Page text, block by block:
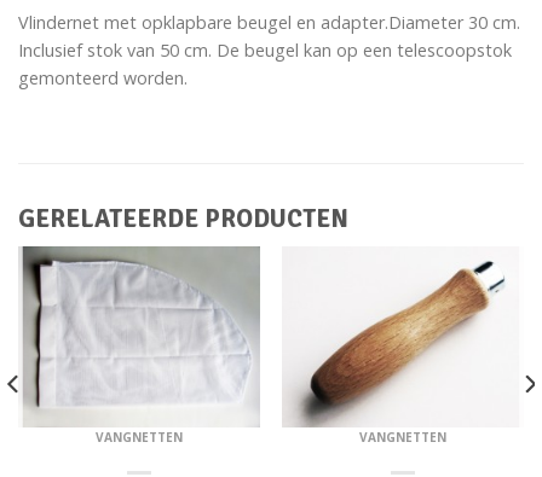
Vlindernet met opklapbare beugel en adapter.Diameter 30 cm.
Inclusief stok van 50 cm. De beugel kan op een telescoopstok
gemonteerd worden.
GERELATEERDE PRODUCTEN
VANGNETTEN VANGNETTEN